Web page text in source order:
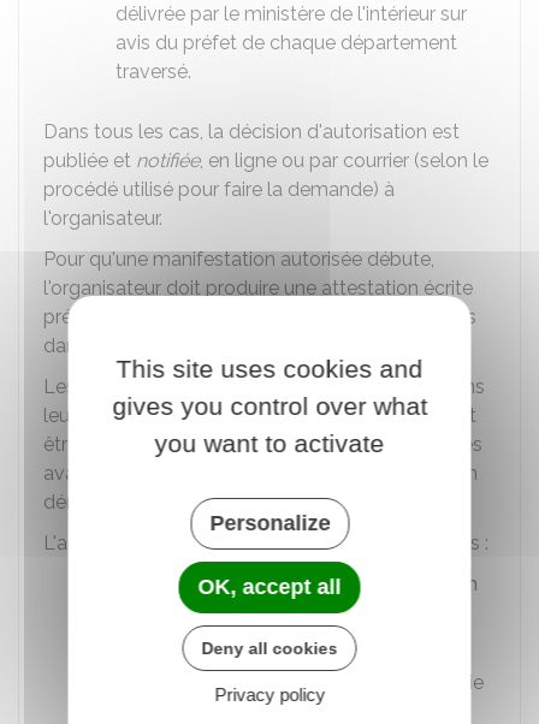
délivrée par le ministère de l'intérieur sur
avis du préfet de chaque département
traversé.
Dans tous les cas, la décision d'autorisation est
publiée et notifiée, en ligne ou par courrier (selon le
procédé utilisé pour faire la demande) à
l'organisateur.
Pour qu'une manifestation autorisée débute,
l'organisateur doit produire une attestation écrite
précisant que toutes les demandes mentionnées
dans l'autorisation sont respectées.
Les préfectures et mairies précisent souvent dans
leur autorisation à quel moment l'attestation doit
être fournie (exemple : dans un délai de 48 heures
avant l'événement, ou immédiatement avant son
démarrage).
L'attestation peut être remise de plusieurs façons :
en ligne via la plateforme de déclaration
et demande d'autorisation de
manifestation,
par mail ou par courrier à l'adresse fournie
dans la notification d'autorisation.
This site uses cookies and
gives you control over what
you want to activate
Personalize
OK, accept all
Deny all cookies
Privacy policy